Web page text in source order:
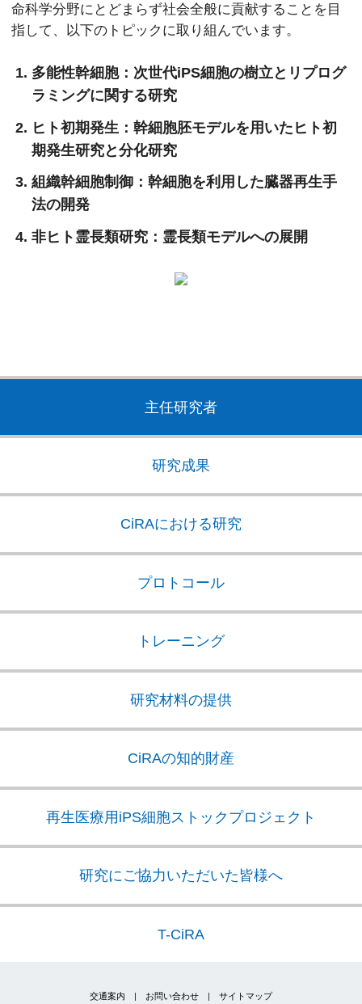
命科学分野にとどまらず社会全般に貢献することを目
指して、以下のトピックに取り組んでいます。
多能性幹細胞：次世代iPS細胞の樹立とリプログ
ラミングに関する研究
ヒト初期発生：幹細胞胚モデルを用いたヒト初
期発生研究と分化研究
組織幹細胞制御：幹細胞を利用した臓器再生手
法の開発
非ヒト霊長類研究：霊長類モデルへの展開
主任研究者
研究成果
CiRAにおける研究
プロトコール
トレーニング
研究材料の提供
CiRAの知的財産
再生医療用iPS細胞ストックプロジェクト
研究にご協力いただいた皆様へ
T-CiRA
交通案内 | お問い合わせ | サイトマップ